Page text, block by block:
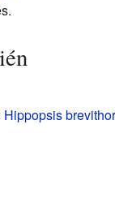
Hippopsis